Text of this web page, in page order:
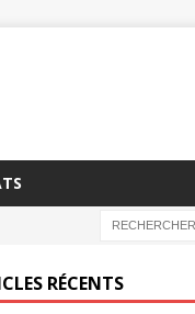
RÉCENTS